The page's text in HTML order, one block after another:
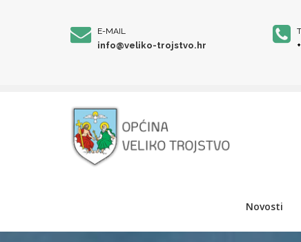
E-MAIL
info@veliko-trojstvo.hr
Novosti